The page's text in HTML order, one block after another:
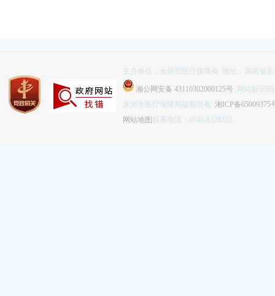
主办单位：永州市医疗保障局 地址：湖南省
湘公网安备 43110302000125号 网站标识码
永州市医疗保障局版权所有 湘ICP备05009375
网站地图 联系电话：0746-8328322